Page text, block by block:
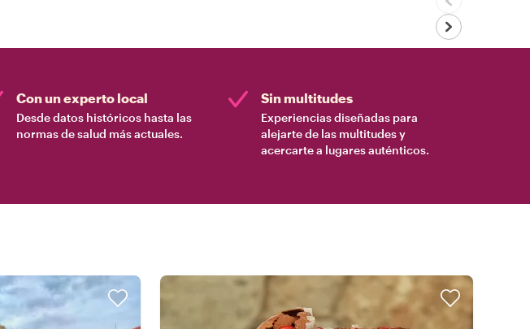
Con un experto local
Desde datos históricos hasta las
normas de salud más actuales.
Sin multitudes
Experiencias diseñadas para
alejarte de las multitudes y
acercarte a lugares auténticos.